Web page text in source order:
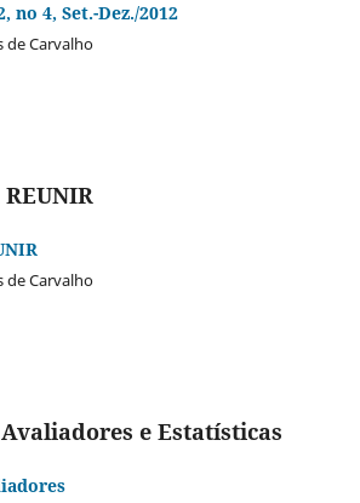
no 4, Set.-Dez./2012
de Carvalho
de Carvalho
e Estatísticas